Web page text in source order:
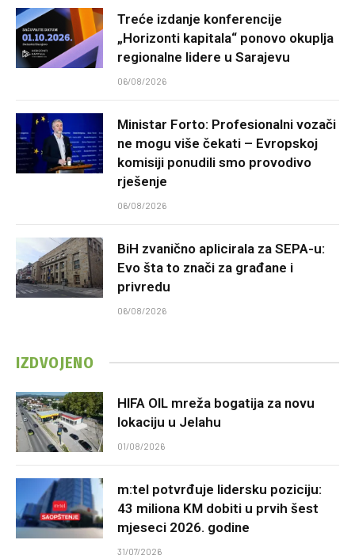
Treće izdanje konferencije
„Horizonti kapitala“ ponovo okuplja
regionalne lidere u Sarajevu
06/08/2026
Ministar Forto: Profesionalni vozači
ne mogu više čekati – Evropskoj
komisiji ponudili smo provodivo
rješenje
06/08/2026
BiH zvanično aplicirala za SEPA-u:
Evo šta to znači za građane i
privredu
06/08/2026
IZDVOJENO
HIFA OIL mreža bogatija za novu
lokaciju u Jelahu
01/08/2026
m:tel potvrđuje lidersku poziciju:
43 miliona KM dobiti u prvih šest
mjeseci 2026. godine
31/07/2026